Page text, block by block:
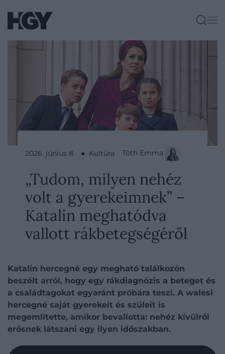
2026. június 8. ● Kultúra Tóth Emma
„Tudom, milyen nehéz
volt a gyerekeimnek” –
Katalin meghatódva
vallott rákbetegségéről
Katalin hercegné egy megható találkozón
beszélt arról, hogy egy rákdiagnózis a beteget és
a családtagokat egyaránt próbára teszi. A walesi
hercegné saját gyerekeit és szüleit is
megemlítette, amikor bevallotta: nehéz kívülről
erősnek látszani egy ilyen időszakban.